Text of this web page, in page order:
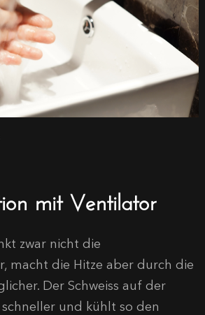
mit Ventilator
zwar nicht die
macht die Hitze aber durch die
Der Schweiss auf der
und kühlt so den